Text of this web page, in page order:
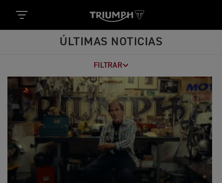
ÚLTIMAS NOTICIAS
FILTRAR